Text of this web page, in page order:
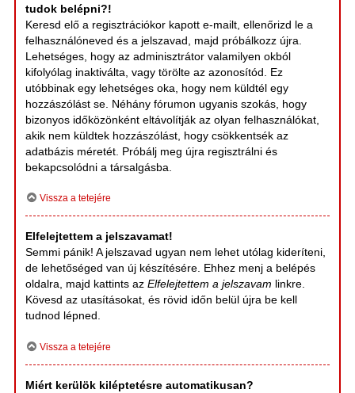
tudok belépni?!
Keresd elő a regisztrációkor kapott e-mailt, ellenőrizd le a
felhasználóneved és a jelszavad, majd próbálkozz újra.
Lehetséges, hogy az adminisztrátor valamilyen okból
kifolyólag inaktiválta, vagy törölte az azonosítód. Ez
utóbbinak egy lehetséges oka, hogy nem küldtél egy
hozzászólást se. Néhány fórumon ugyanis szokás, hogy
bizonyos időközönként eltávolítják az olyan felhasználókat,
akik nem küldtek hozzászólást, hogy csökkentsék az
adatbázis méretét. Próbálj meg újra regisztrálni és
bekapcsolódni a társalgásba.
Vissza a tetejére
Elfelejtettem a jelszavamat!
Semmi pánik! A jelszavad ugyan nem lehet utólag kideríteni,
de lehetőséged van új készítésére. Ehhez menj a belépés
oldalra, majd kattints az Elfelejtettem a jelszavam linkre.
Kövesd az utasításokat, és rövid időn belül újra be kell
tudnod lépned.
Vissza a tetejére
Miért kerülök kiléptetésre automatikusan?